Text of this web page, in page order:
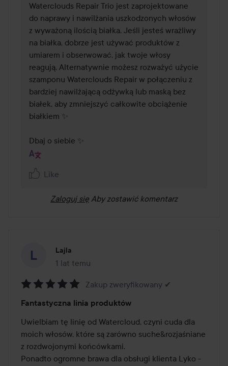
Waterclouds Repair Trio jest zaprojektowane
do naprawy i nawilżania uszkodzonych włosów
z wyważoną ilością białka. Jeśli jesteś wrażliwy
na białka, dobrze jest używać produktów z
umiarem i obserwować, jak twoje włosy
reagują. Alternatywnie możesz rozważyć użycie
szamponu Waterclouds Repair w połączeniu z
bardziej nawilżającą odżywką lub maską bez
białek, aby zmniejszyć całkowite obciążenie
białkiem ✨
Dbaj o siebie ✨
Like
Zaloguj się Aby zostawić komentarz
Lajla
1 lat temu
Post został utworzony 1 lat temu
5
z
5
Zakup zweryfikowany ✔
Fantastyczna linia produktów
Uwielbiam tę linię od Watercloud, czyni cuda dla
moich włosów, które są zarówno suche&rozjaśniane
z rozdwojonymi końcówkami.
Ponadto ogromne brawa dla obsługi klienta Lyko -